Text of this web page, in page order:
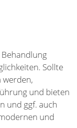
Sollte
und bieten
und ggf. auch
und